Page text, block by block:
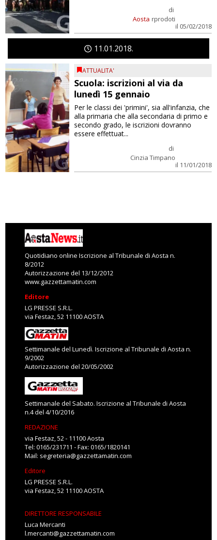
Aosta
di
rprodoti
il 05/02/2018
11 01 2018
ATTUALITA'
Scuola: iscrizioni al via da
lunedì 15 gennaio
di
Cinzia Timpano
il 11/01/2018
Per le classi dei 'primini', sia all'infanzia, che
alla primaria che alla secondaria di primo e
secondo grado, le iscrizioni dovranno
essere effettuat...
Quotidiano online Iscrizione al Tribunale di Aosta n.
8/2012
Autorizzazione del 13/12/2012
www.gazzettamatin.com
Editore
LG PRESSE S.R.L.
via Festaz, 52 11100 AOSTA
Settimanale del Lunedì. Iscrizione al Tribunale di Aosta n.
9/2002
Autorizzazione del 20/05/2002
Settimanale del Sabato. Iscrizione al Tribunale di Aosta
n.4 del 4/10/2016
REDAZIONE
via Festaz, 52 - 11100 Aosta
Tel: 0165/231711 - Fax: 0165/1820141
Mail: segreteria@gazzettamatin.com
Editore
LG PRESSE S.R.L.
via Festaz, 52 11100 AOSTA
DIRETTORE RESPONSABILE
Luca Mercanti
l.mercanti@gazzettamatin.com